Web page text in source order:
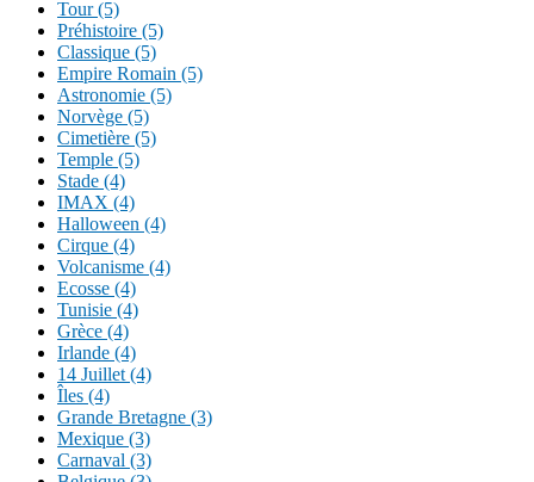
Tour (5)
Préhistoire (5)
Classique (5)
Empire Romain (5)
Astronomie (5)
Norvège (5)
Cimetière (5)
Temple (5)
Stade (4)
IMAX (4)
Halloween (4)
Cirque (4)
Volcanisme (4)
Ecosse (4)
Tunisie (4)
Grèce (4)
Irlande (4)
14 Juillet (4)
Îles (4)
Grande Bretagne (3)
Mexique (3)
Carnaval (3)